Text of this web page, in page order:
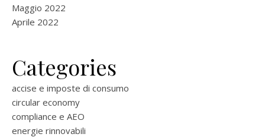
Maggio 2022
Aprile 2022
Categories
accise e imposte di consumo
circular economy
compliance e AEO
energie rinnovabili